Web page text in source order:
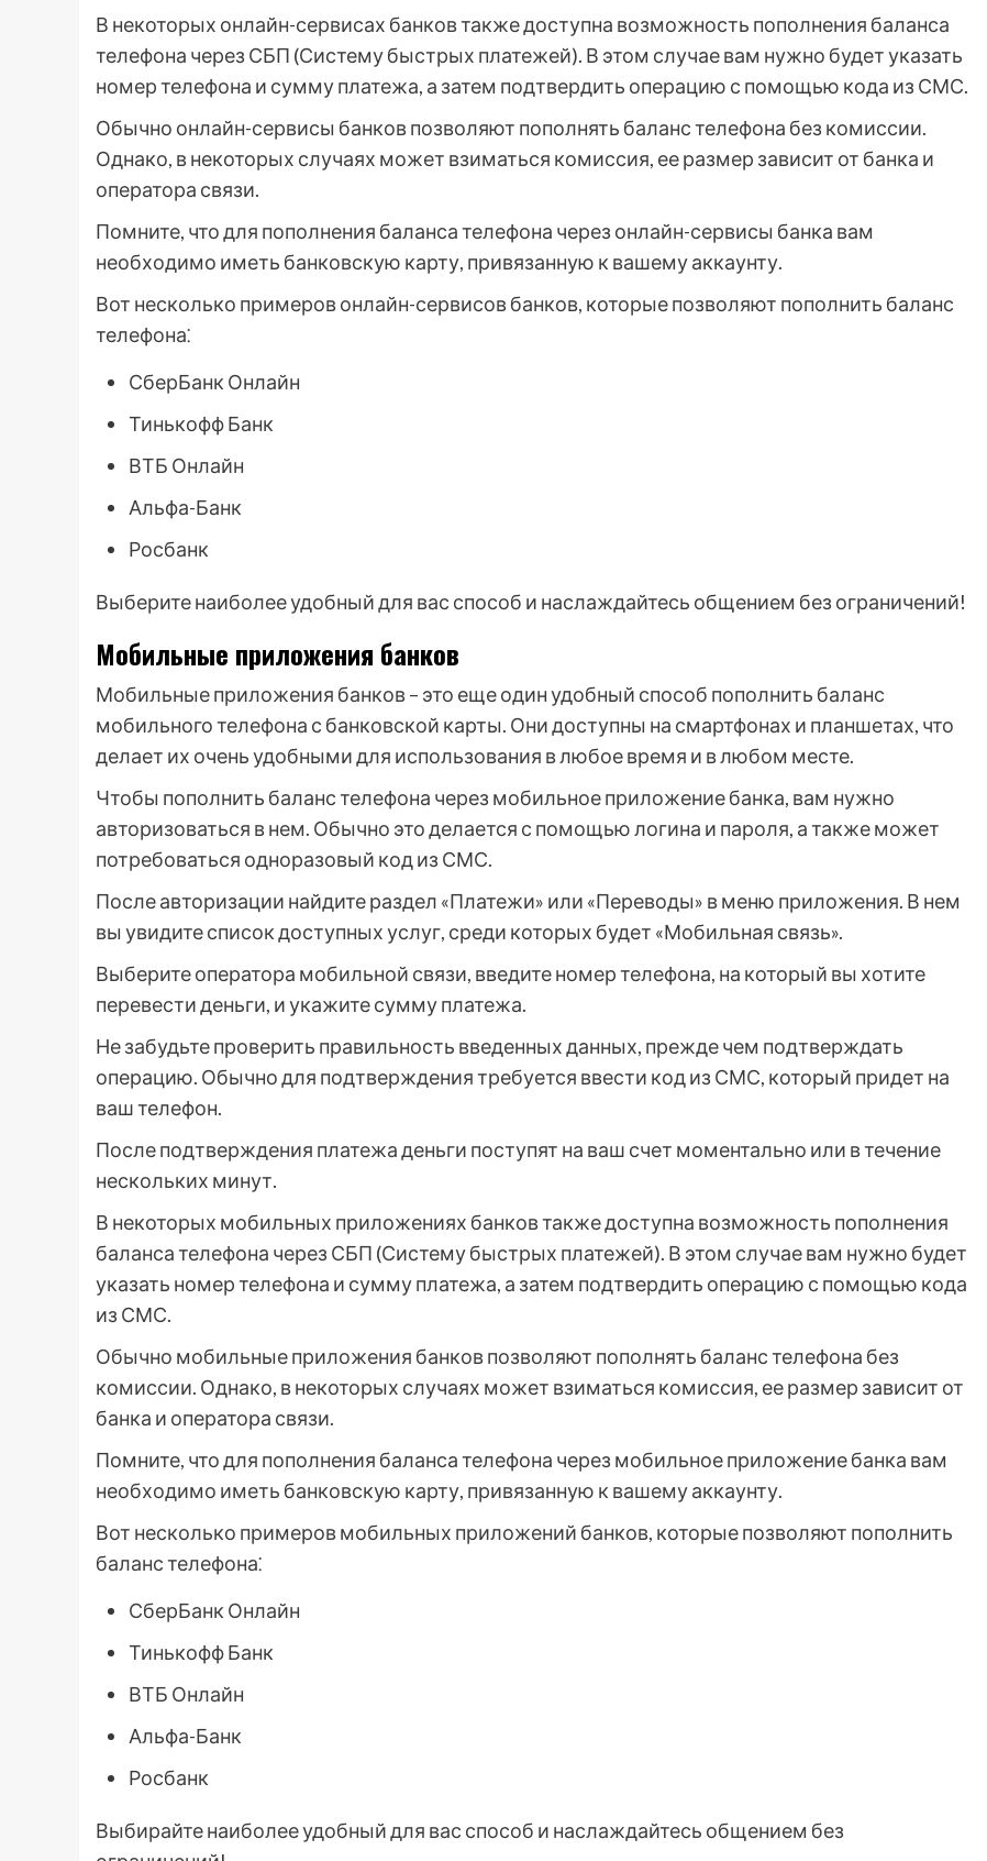
В некоторых онлайн-сервисах банков также доступна возможность пополнения баланса
телефона через СБП (Систему быстрых платежей). В этом случае вам нужно будет указать
номер телефона и сумму платежа, а затем подтвердить операцию с помощью кода из СМС.
Обычно онлайн-сервисы банков позволяют пополнять баланс телефона без комиссии.
Однако, в некоторых случаях может взиматься комиссия, ее размер зависит от банка и
оператора связи.
Помните, что для пополнения баланса телефона через онлайн-сервисы банка вам
необходимо иметь банковскую карту, привязанную к вашему аккаунту.
Вот несколько примеров онлайн-сервисов банков, которые позволяют пополнить баланс
телефона⁚
СберБанк Онлайн
Тинькофф Банк
ВТБ Онлайн
Альфа-Банк
Росбанк
Выберите наиболее удобный для вас способ и наслаждайтесь общением без ограничений!
Мобильные приложения банков
Мобильные приложения банков – это еще один удобный способ пополнить баланс
мобильного телефона с банковской карты. Они доступны на смартфонах и планшетах, что
делает их очень удобными для использования в любое время и в любом месте.
Чтобы пополнить баланс телефона через мобильное приложение банка, вам нужно
авторизоваться в нем. Обычно это делается с помощью логина и пароля, а также может
потребоваться одноразовый код из СМС.
После авторизации найдите раздел «Платежи» или «Переводы» в меню приложения. В нем
вы увидите список доступных услуг, среди которых будет «Мобильная связь».
Выберите оператора мобильной связи, введите номер телефона, на который вы хотите
перевести деньги, и укажите сумму платежа.
Не забудьте проверить правильность введенных данных, прежде чем подтверждать
операцию. Обычно для подтверждения требуется ввести код из СМС, который придет на
ваш телефон.
После подтверждения платежа деньги поступят на ваш счет моментально или в течение
нескольких минут.
В некоторых мобильных приложениях банков также доступна возможность пополнения
баланса телефона через СБП (Систему быстрых платежей). В этом случае вам нужно будет
указать номер телефона и сумму платежа, а затем подтвердить операцию с помощью кода
из СМС.
Обычно мобильные приложения банков позволяют пополнять баланс телефона без
комиссии. Однако, в некоторых случаях может взиматься комиссия, ее размер зависит от
банка и оператора связи.
Помните, что для пополнения баланса телефона через мобильное приложение банка вам
необходимо иметь банковскую карту, привязанную к вашему аккаунту.
Вот несколько примеров мобильных приложений банков, которые позволяют пополнить
баланс телефона⁚
СберБанк Онлайн
Тинькофф Банк
ВТБ Онлайн
Альфа-Банк
Росбанк
Выбирайте наиболее удобный для вас способ и наслаждайтесь общением без